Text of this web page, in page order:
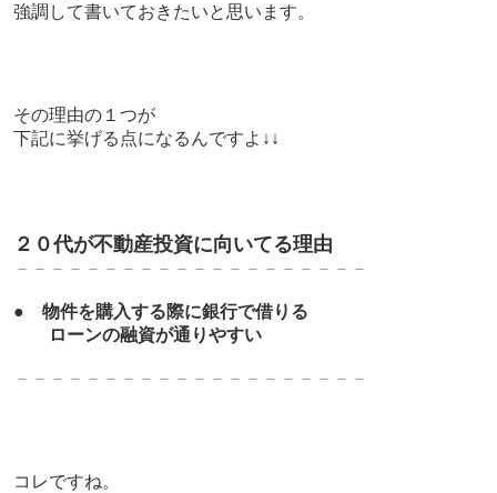
強調して書いておきたいと思います。
その理由の１つが
下記に挙げる点になるんですよ↓↓
２０代が不動産投資に向いてる理由
－－－－－－－－－－－－－－－－－－－－
● 物件を購入する際に銀行で借りる
ローンの融資が通りやすい
－－－－－－－－－－－－－－－－－－－－
コレですね。